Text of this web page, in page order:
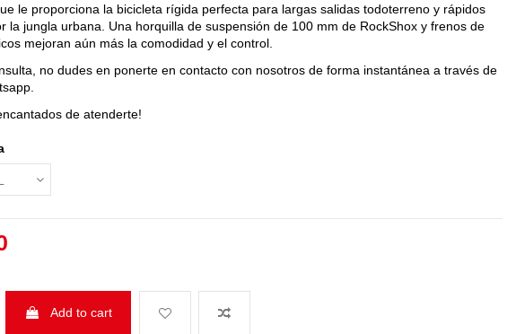
le proporciona la bicicleta rígida perfecta para largas salidas todoterreno y rápidos
la jungla urbana. Una horquilla de suspensión de 100 mm de RockShox y frenos de
mejoran aún más la comodidad y el control.
no dudes en ponerte en contacto con nosotros de forma instantánea a través de
de atenderte!
Add to cart